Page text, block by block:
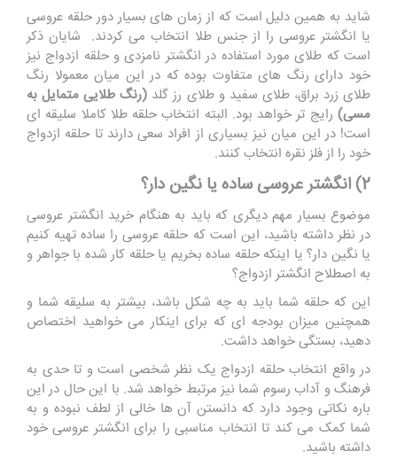
شاید به همین دلیل است که از زمان های بسیار دور حلقه عروسی
یا انگشتر عروسی را از جنس طلا انتخاب می کردند. شایان ذکر
است که طلای مورد استفاده در انگشتر نامزدی و حلقه ازدواج نیز
خود دارای رنگ های متفاوت بوده که در این میان معمولا رنگ
طلای زرد براق، طلای سفید و طلای رز گلد (رنگ طلایی متمایل به
مسی) رایج تر خواهد بود. البته انتخاب حلقه طلا کاملا سلیقه ای
است! در این میان نیز بسیاری از افراد سعی دارند تا حلقه ازدواج
خود را از فلز نقره انتخاب کنند.
2) انگشتر عروسی ساده یا نگین دار؟
موضوع بسیار مهم دیگری که باید به هنگام خرید انگشتر عروسی
در نظر داشته باشید، این است که حلقه عروسی را ساده تهیه کنیم
یا نگین دار؟ یا اینکه حلقه ساده بخریم یا حلقه کار شده با جواهر و
به اصطلاح انگشتر ازدواج؟
این که حلقه شما باید به چه شکل باشد، بیشتر به سلیقه شما و
همچنین میزان بودجه ای که برای اینکار می خواهید اختصاص
دهید، بستگی خواهد داشت.
در واقع انتخاب حلقه ازدواج یک نظر شخصی است و تا حدی به
فرهنگ و آداب رسوم شما نیز مرتبط خواهد شد. با این حال در این
باره نکاتی وجود دارد که دانستن آن ها خالی از لطف نبوده و به
شما کمک می کند تا انتخاب مناسبی را برای انگشتر عروسی خود
داشته باشید.